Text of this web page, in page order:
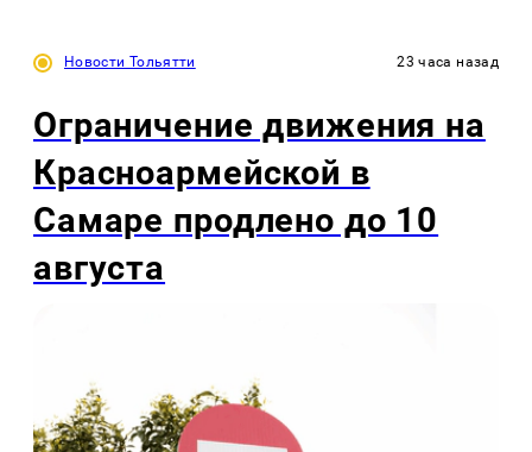
Новости Тольятти 23 часа назад
Ограничение движения на
Красноармейской в
Самаре продлено до 10
августа